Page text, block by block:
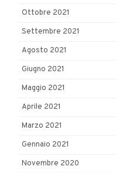
Ottobre 2021
Settembre 2021
Agosto 2021
Giugno 2021
Maggio 2021
Aprile 2021
Marzo 2021
Gennaio 2021
Novembre 2020